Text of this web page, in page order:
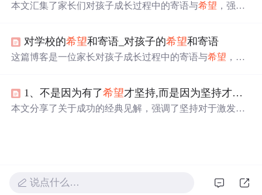
本文汇集了家长们对孩子成长过程中的寄语与希望 ，强调
对学校的希望和寄语_对孩子的希望和寄语
这篇博客是一位家长对孩子成长过程中的寄语与希望 ，包
1、不是因为有了希望才坚持,而是因为坚持才有了
本文分享了关于成功的经典见解，强调了坚持对于激发希
说点什么…